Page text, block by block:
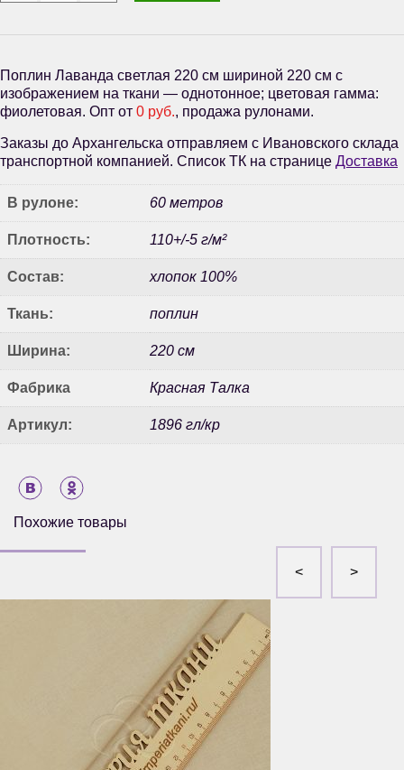
Поплин Лаванда светлая 220 см шириной 220 см с
изображением на ткани — однотонное; цветовая гамма:
фиолетовая. Опт от 0 руб., продажа рулонами.
Заказы до Архангельска отправляем с Ивановского склада
транспортной компанией. Список ТК на странице Доставка
В рулоне: 60 метров
Плотность: 110+/-5 г/м²
Состав: хлопок 100%
Ткань: поплин
Ширина: 220 см
Фабрика Красная Талка
Артикул: 1896 гл/кр
Похожие товары